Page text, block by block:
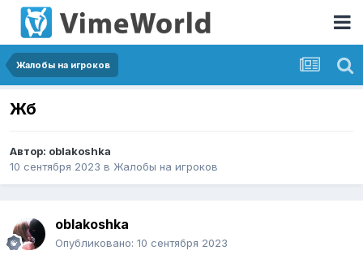
Жалобы на игроков
Жб
Автор: oblakoshka
10 сентября 2023 в Жалобы на игроков
oblakoshka
Опубликовано: 10 сентября 2023